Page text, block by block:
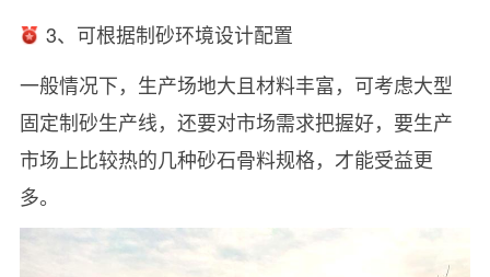
3、可根据制砂环境设计配置
一般情况下，生产场地大且材料丰富，可考虑大型
固定制砂生产线，还要对市场需求把握好，要生产
市场上比较热的几种砂石骨料规格，才能受益更
多。